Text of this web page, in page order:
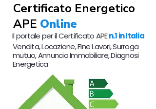
Certificato Energetico
APE Online
Il portale per il Certificato APEn.1 in Italia
Vendita, Locazione, Fine Lavori, Surroga
mutuo, Annuncio Immobiliare, Diagnosi
Energetica